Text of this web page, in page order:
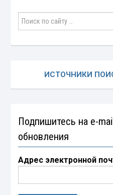
ИСТОЧНИКИ
Подпишитесь на e-
обновления
Адрес электронной